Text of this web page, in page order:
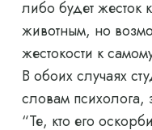
либо будет
животным, но
жестокости к
В обоих случаях
словам
“Те, кто его